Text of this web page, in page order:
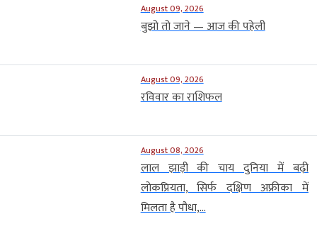
August 09, 2026
बुझो तो जाने — आज की पहेली
August 09, 2026
रविवार का राशिफल
August 08, 2026
लाल झाड़ी की चाय दुनिया में बढ़ी
लोकप्रियता, सिर्फ दक्षिण अफ्रीका में
मिलता है पौधा,...